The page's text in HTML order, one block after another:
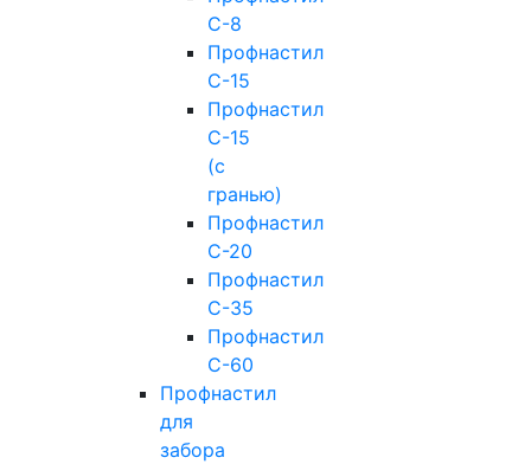
С-8
Профнастил
С-15
Профнастил
С-15
(с
гранью)
Профнастил
С-20
Профнастил
С-35
Профнастил
С-60
Профнастил
для
забора